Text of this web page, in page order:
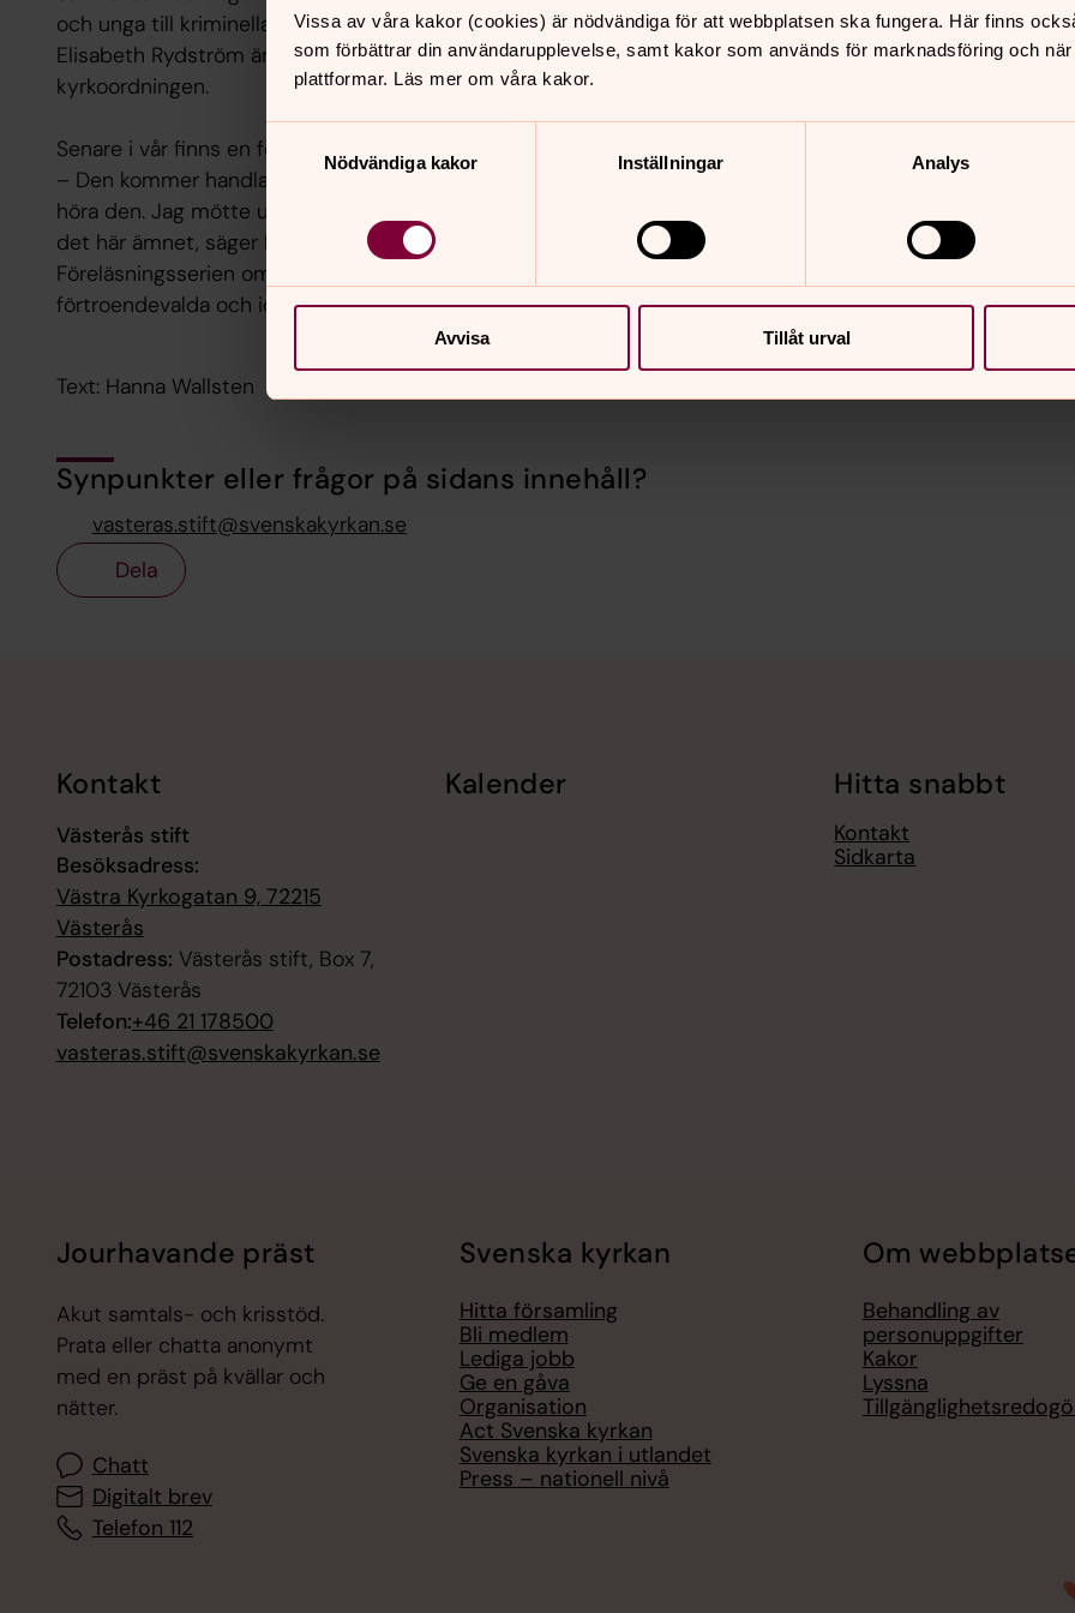
Vissa av våra kakor (cookies) är nödvändiga för att webbplatsen ska fungera. Här finns
som förbättrar din användarupplevelse, samt kakor som används för marknadsföring och
plattformar. Läs mer om våra kakor.
Nödvändiga kakor
Inställningar Analys
Avvisa Tillåt urval
och unga till kriminella.
Elisabeth Rydström är diakon och sitter i kyrkostyrelsen. Hon ger en bild av diakonen i
kyrkoordningen.
Senare i vår finns en femte föreläsning planerad, som ännu inte fått ett datum.
– Den kommer handla om neuropsykiatriska funktionshinder. Det ska bli spännande att
höra den. Jag mötte ungdomar från Kyrkans unga nyligen och de gav många uppslag i
det här ämnet, säger Eva-Mari Karlsson Kempi.
Föreläsningsserien om diakonins utmaningar i dagens samhälle är öppen för alla anställda,
förtroendevalda och ideella i Svenska kyrkan eller samarbetspartner i något projekt.
Text: Hanna Wallsten
Synpunkter eller frågor på sidans innehåll?
vasteras.stift@svenskakyrkan.se
Dela
Kontakt
Västerås stift
Besöksadress:
Västra Kyrkogatan 9, 72215
Västerås
Postadress: Västerås stift, Box 7,
72103 Västerås
Telefon:+46 21 178500
vasteras.stift@svenskakyrkan.se
Kalender Hitta snabbt
Kontakt
Sidkarta
Jourhavande präst
Akut samtals- och krisstöd.
Prata eller chatta anonymt
med en präst på kvällar och
nätter.
Chatt
Digitalt brev
Telefon 112
Svenska kyrkan
Hitta församling
Bli medlem
Lediga jobb
Ge en gåva
Organisation
Act Svenska kyrkan
Svenska kyrkan i utlandet
Press – nationell nivå
Om
Behandling av
personuppgifter
Kakor
Lyssna